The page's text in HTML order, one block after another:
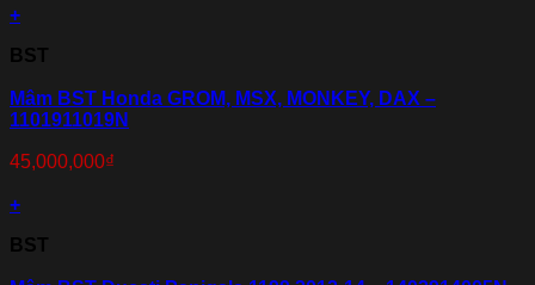
+
BST
Mâm BST Honda GROM, MSX, MONKEY, DAX –
1101911019N
45,000,000₫
+
BST